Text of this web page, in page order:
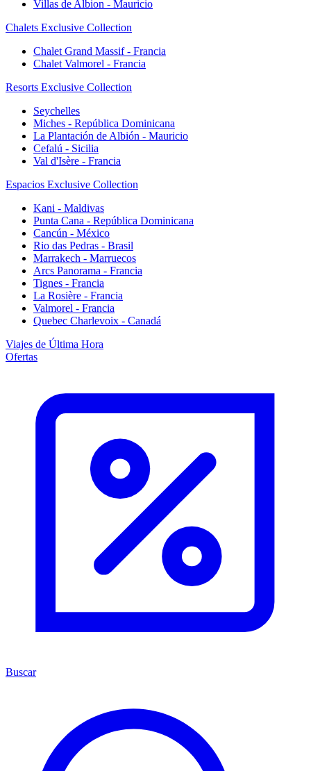
Villas de Albion - Mauricio
Chalets Exclusive Collection
Chalet Grand Massif - Francia
Chalet Valmorel - Francia
Resorts Exclusive Collection
Seychelles
Miches - República Dominicana
La Plantación de Albión - Mauricio
Cefalú - Sicilia
Val d'Isère - Francia
Espacios Exclusive Collection
Kani - Maldivas
Punta Cana - República Dominicana
Cancún - México
Rio das Pedras - Brasil
Marrakech - Marruecos
Arcs Panorama - Francia
Tignes - Francia
La Rosière - Francia
Valmorel - Francia
Quebec Charlevoix - Canadá
Viajes de Última Hora
Ofertas
Buscar